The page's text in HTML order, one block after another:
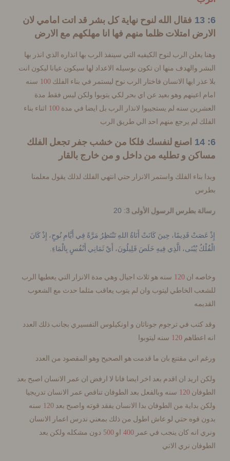
فقال الله لنوح نهاية كل بشر قد اتت امامي لان
امتلات ظلما منهم فها انا مهلكهم مع الارض
الرب لنوح الكيفيه التي سينفذ الرب بها انذاره الذي انذر بها
والهدف منها ان تكون بوسيله الاعداد لها سيكون عيانا ليكون انت
ايها الانسان فاختار الرب نوح ليستمر في بناء الفلك100
سنه
اعينهم وهو بعيد عن اي بحر لكي يتوبوا ولكن ليس فقط مدة
سنه لم يستجيبوا لانذار الرب بل ايضا في مدة100
اثناء بناء
لم يرجع منهم احد الي طريق الرب
اصنع لنفسك فلكا من خشب جفر تجعل الفلك
و تطليه من داخل و من خارج بالقار
الفلك واستمر الانزار حتي انتهي الفلك لذلك يقول معلمنا
بطرس الرسول الأولى3
: 20
قَدِيمًا، حِينَ كَانَتْ أَنَاةُ اللهِ تَنْتَظِرُ مَرَّةً فِي أَيَّامِ نُوحٍ، إِذْ كَانَ
يُبْنَى، الَّذِي فِيهِ خَلَصَ قَلِيلُونَ، أَيْ ثَمَانِي أَنْفُسٍ بِالْمَاءِ.
ان120 سنه هو ثلاث اجيال وهي مدة الانزار التي يعطيها الرب
الخاطي ليتوب وان لم يتوب يعاقب مثلما حدث مع الشعوب
في ترجوم جوناثان و اونكيلوس التفسيري بجانب ذلك العدد
120 سنه ليتوبوا
اني مقتنع بان ما قدمت هو الصحيح وهو المقصود من العدد
اريد ان اقدم بعد اخر ايضا فانا لا ارفض ان عمر الانسان اصبح بعد
120 سنه وبالفعل بعد الطوفان تناقص عمر الانسان تدريجيا
بداية من الطوفان بدا الانسان يفقد قوته واصبح بعد 120 سنه
قوه حتي لو عاش اطول من ذلك بمعني ندرس اعمار الانسان
انه كان ينجب في عمر400 او500 دون مشكله ولكن بعد
نري الاتي